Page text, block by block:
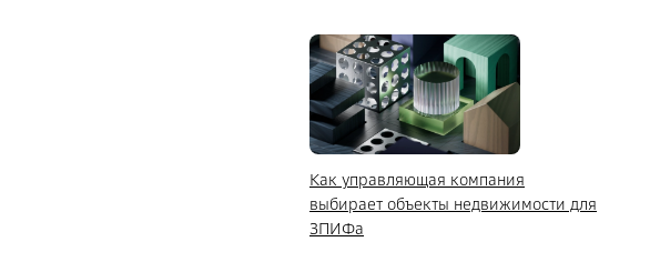
Как управляющая компания
выбирает объекты недвижимости для
ЗПИФа